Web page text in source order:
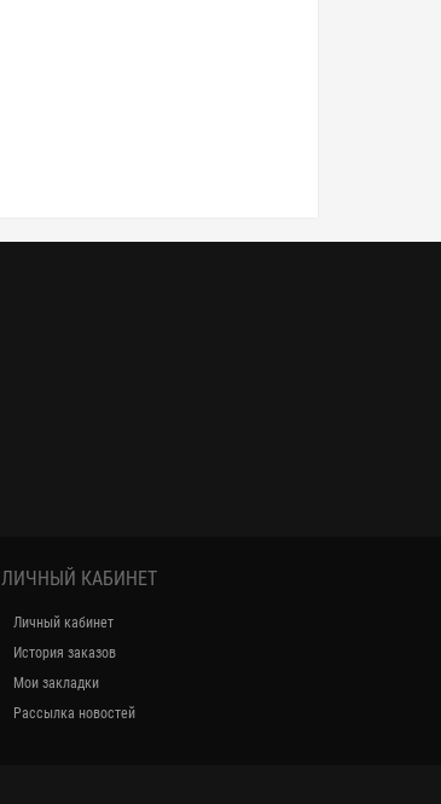
ЛИЧНЫЙ КАБИНЕТ
Личный кабинет
История заказов
Мои закладки
Рассылка новостей